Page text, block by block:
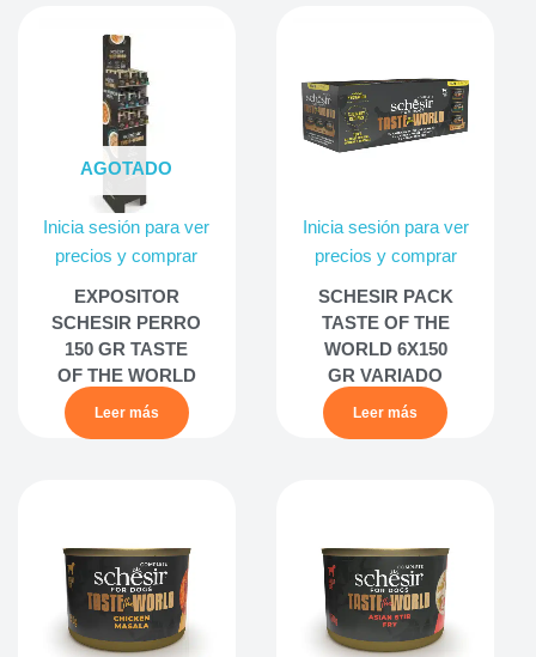
AGOTADO
Inicia sesión para ver
precios y comprar
EXPOSITOR
SCHESIR PERRO
150 GR TASTE
OF THE WORLD
Leer más
Inicia sesión para ver
precios y comprar
SCHESIR PACK
TASTE OF THE
WORLD 6X150
GR VARIADO
Leer más